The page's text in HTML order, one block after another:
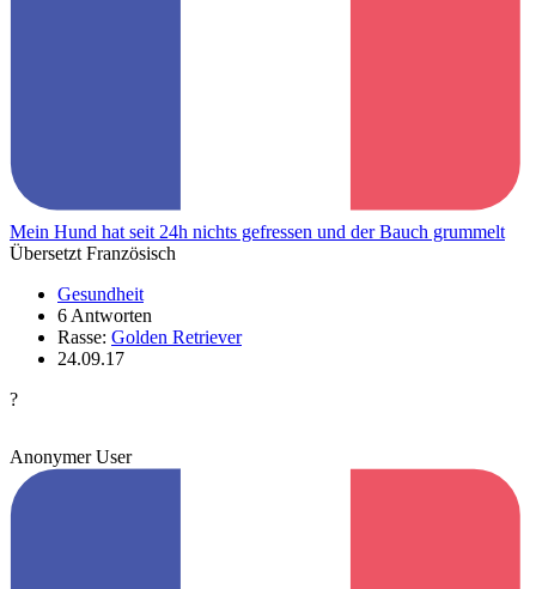
Mein Hund hat seit 24h nichts gefressen und der Bauch grummelt
Übersetzt Französisch
Gesundheit
6 Antworten
Rasse: Golden Retriever
24.09.17
?
Anonymer User